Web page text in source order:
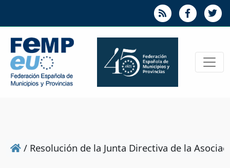
/ Resolución de la Junta Directiva de la